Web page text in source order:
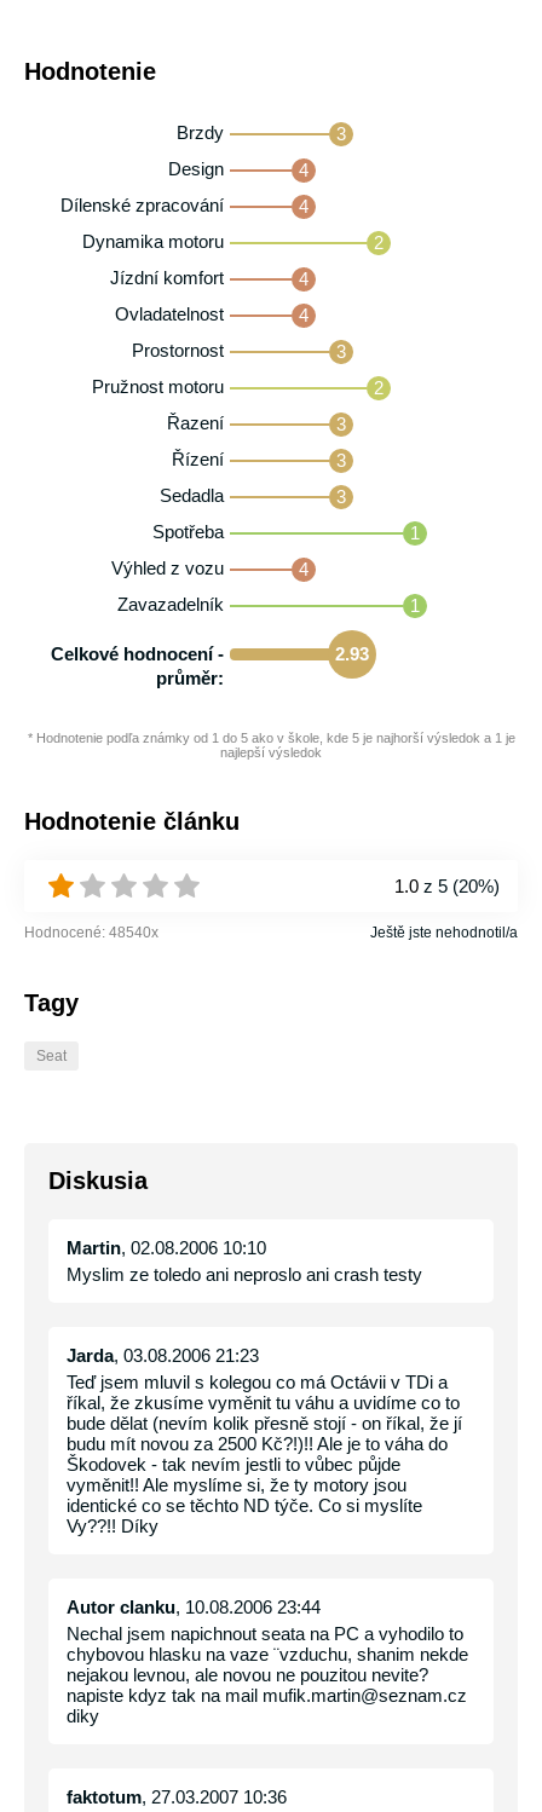
Hodnotenie
Brzdy
3
Design
4
Dílenské zpracování
4
Dynamika motoru
2
Jízdní komfort
4
Ovladatelnost
4
Prostornost
3
Pružnost motoru
2
Řazení
3
Řízení
3
Sedadla
3
Spotřeba
1
Výhled z vozu
4
Zavazadelník
1
Celkové hodnocení -
průměr:
2.93
* Hodnotenie podľa známky od 1 do 5 ako v škole, kde 5 je najhorší výsledok a 1 je
najlepší výsledok
Hodnotenie článku
1.0 z 5 (20%)
Hodnocené: 48540x Ještě jste nehodnotil/a
Tagy
Seat
Diskusia
Martin, 02.08.2006 10:10
Myslim ze toledo ani neproslo ani crash testy
Jarda, 03.08.2006 21:23
Teď jsem mluvil s kolegou co má Octávii v TDi a
říkal, že zkusíme vyměnit tu váhu a uvidíme co to
bude dělat (nevím kolik přesně stojí - on říkal, že jí
budu mít novou za 2500 Kč?!)!! Ale je to váha do
Škodovek - tak nevím jestli to vůbec půjde
vyměnit!! Ale myslíme si, že ty motory jsou
identické co se těchto ND týče. Co si myslíte
Vy??!! Díky
Autor clanku, 10.08.2006 23:44
Nechal jsem napichnout seata na PC a vyhodilo to
chybovou hlasku na vaze ¨vzduchu, shanim nekde
nejakou levnou, ale novou ne pouzitou nevite?
napiste kdyz tak na mail mufik.martin@seznam.cz
diky
faktotum, 27.03.2007 10:36